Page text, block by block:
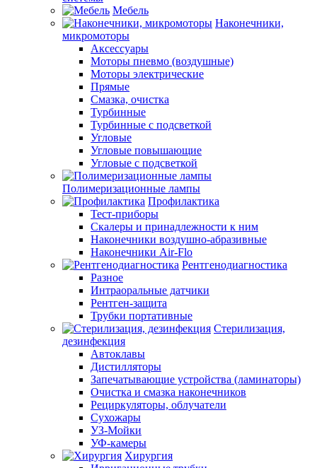
Мебель
Наконечники,
микромоторы
Аксессуары
Моторы пневмо (воздушные)
Моторы электрические
Прямые
Смазка, очистка
Турбинные
Турбинные с подсветкой
Угловые
Угловые повышающие
Угловые с подсветкой
Полимеризационные лампы
Профилактика
Тест-приборы
Скалеры и принадлежности к ним
Наконечники воздушно-абразивные
Наконечники Air-Flo
Рентгенодиагностика
Разное
Интраоральные датчики
Рентген-защита
Трубки портативные
Стерилизация,
дезинфекция
Автоклавы
Дистилляторы
Запечатывающие устройства (ламинаторы)
Очистка и смазка наконечников
Рециркуляторы, облучатели
Сухожары
УЗ-Мойки
УФ-камеры
Хирургия